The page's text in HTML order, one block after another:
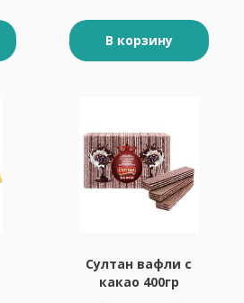
В корзину
Султан вафли с
какао 400гр